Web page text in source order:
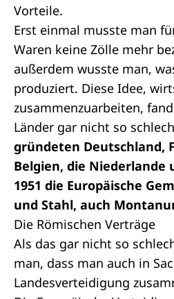
Vorteile.
Erst einmal musste man
Waren keine Zölle mehr
außerdem wusste man,
produziert. Diese Idee,
zusammenzuarbeiten,
Länder gar nicht so
gründeten Deutschland,
Belgien, die Niederlande
1951 die Europäische
und Stahl, auch
Die Römischen Verträge
Als das gar nicht so
man, dass man auch in
Landesverteidigung